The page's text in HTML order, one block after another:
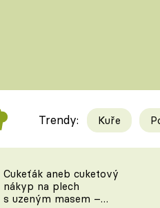
Videorecepty
TEĎ VAŘÍ ŠÉF!
Trendy: Kuře
Cukeťák aneb cuketový
nákyp na plech
s uzeným masem –